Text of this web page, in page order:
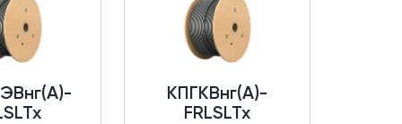
КПГКВнг(A)-
FRLSLTx